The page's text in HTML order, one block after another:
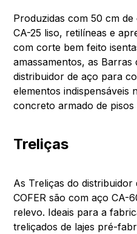
Produzidas com 50 cm
CA-25 liso, retilíneas e
com corte bem feito
amassamentos, as
distribuidor de aço para
elementos indispensáveis
concreto armado de pisos
Treliças
As Treliças do
COFER são com aço CA-
relevo. Ideais para a
treliçados de lajes pré-